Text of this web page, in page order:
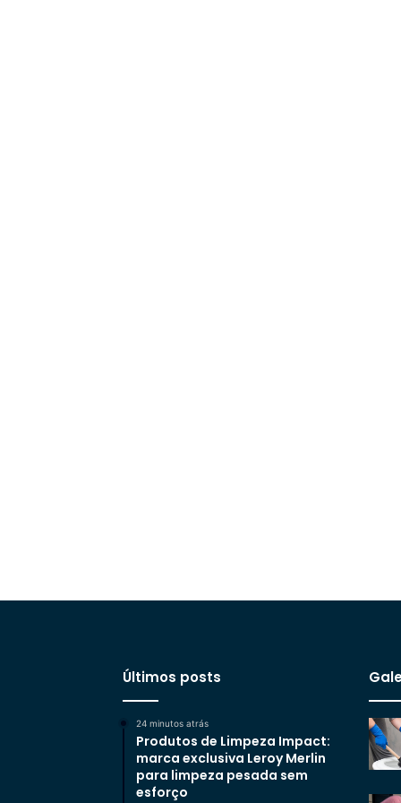
Últimos posts
24 minutos atrás
Produtos de Limpeza Impact:
marca exclusiva Leroy Merlin
para limpeza pesada sem
esforço